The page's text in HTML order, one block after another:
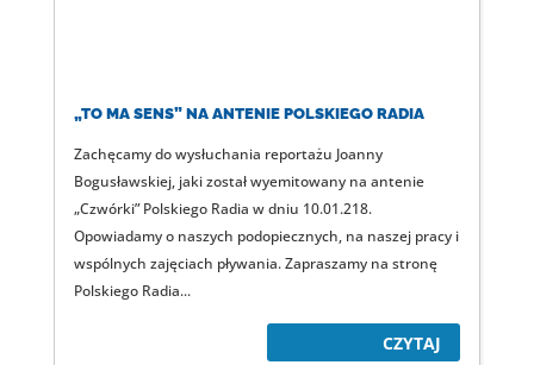
„TO MA SENS” NA ANTENIE POLSKIEGO RADIA
Zachęcamy do wysłuchania reportażu Joanny
Bogusławskiej, jaki został wyemitowany na antenie
„Czwórki” Polskiego Radia w dniu 10.01.218.
Opowiadamy o naszych podopiecznych, na naszej pracy i
wspólnych zajęciach pływania. Zapraszamy na stronę
Polskiego Radia...
CZYTAJ